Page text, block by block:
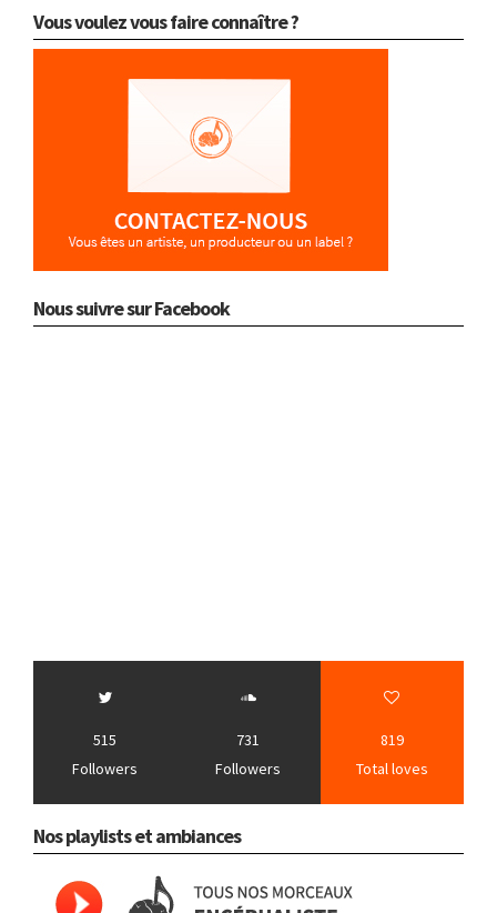
Vous voulez vous faire connaître ?
Nous suivre sur Facebook
515
Followers
731
Followers
819
Total loves
Nos playlists et ambiances